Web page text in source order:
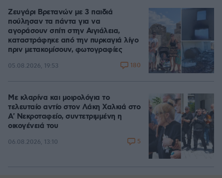
Ζευγάρι Βρετανών με 3 παιδιά
πούλησαν τα πάντα για να
αγοράσουν σπίτι στην Αιγιάλεια,
καταστράφηκε από την πυρκαγιά λίγο
πριν μετακομίσουν, φωτογραφίες
05.08.2026, 19:53 180
Με κλαρίνα και μοιρολόγια το
τελευταίο αντίο στον Λάκη Χαλκιά στο
A' Νεκροταφείο, συντετριμμένη η
οικογένειά του
06.08.2026, 13:10 5